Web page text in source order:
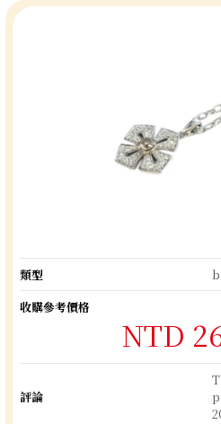
類型
收購參考價格
NTD
評論